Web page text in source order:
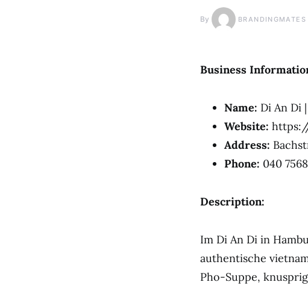
By BRANDINGMATES
Business
Name: Di An Di
Website:
Address:
Phone: 040
Description:
Im Di An Di in
authentische
Pho-Suppe,